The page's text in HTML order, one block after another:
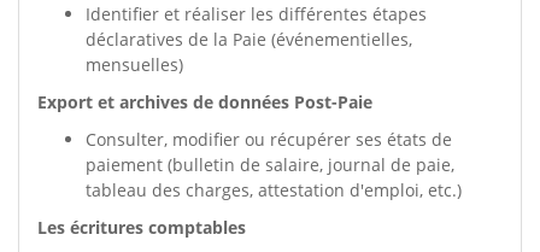
Identifier et réaliser les différentes étapes
déclaratives de la Paie (événementielles,
mensuelles)
Export et archives de données Post-Paie
Consulter, modifier ou récupérer ses états de
paiement (bulletin de salaire, journal de paie,
tableau des charges, attestation d'emploi, etc.)
Les écritures comptables